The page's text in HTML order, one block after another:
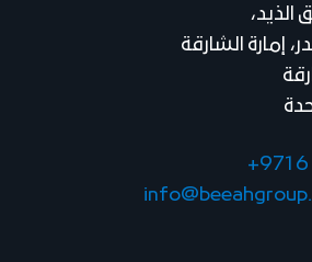
الذيد،
إمارة الشارقة
+971